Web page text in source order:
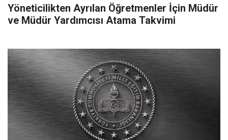
Yöneticilikten Ayrılan Öğretmenler İçin Müdür
ve Müdür Yardımcısı Atama Takvimi